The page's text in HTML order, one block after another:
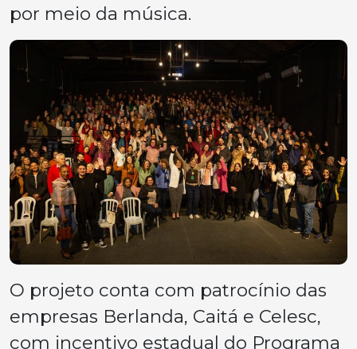
por meio da música.
O projeto conta com patrocínio das
empresas Berlanda, Caitá e Celesc,
com incentivo estadual do Programa